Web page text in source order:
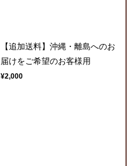
【追加送料】沖縄・離島へのお
届けをご希望のお客様用
¥2,000